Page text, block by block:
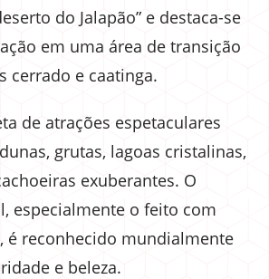
do Jalapão” e destaca-se
em uma área de transição
cerrado e caatinga.
de atrações espetaculares
grutas, lagoas cristalinas,
exuberantes. O
especialmente o feito com
é reconhecido mundialmente
e beleza.